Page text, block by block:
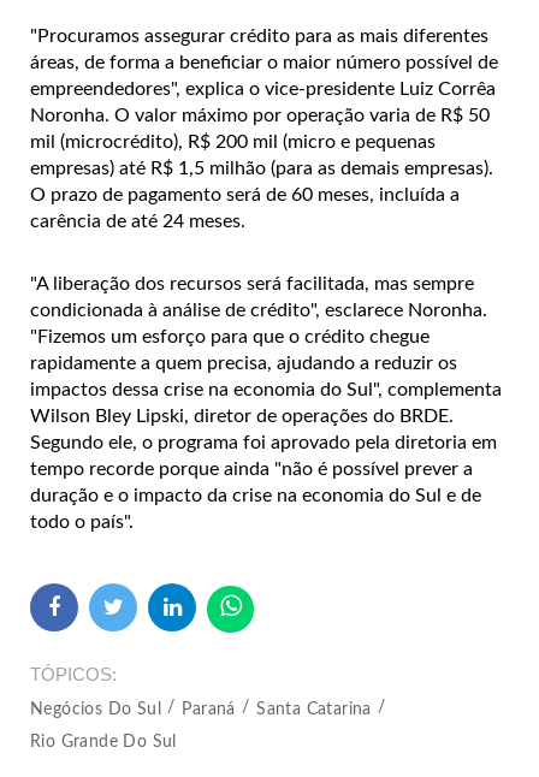
"Procuramos assegurar crédito para as mais diferentes
áreas, de forma a beneficiar o maior número possível de
empreendedores", explica o vice-presidente Luiz Corrêa
Noronha. O valor máximo por operação varia de R$ 50
mil (microcrédito), R$ 200 mil (micro e pequenas
empresas) até R$ 1,5 milhão (para as demais empresas).
O prazo de pagamento será de 60 meses, incluída a
carência de até 24 meses.
"A liberação dos recursos será facilitada, mas sempre
condicionada à análise de crédito", esclarece Noronha.
"Fizemos um esforço para que o crédito chegue
rapidamente a quem precisa, ajudando a reduzir os
impactos dessa crise na economia do Sul", complementa
Wilson Bley Lipski, diretor de operações do BRDE.
Segundo ele, o programa foi aprovado pela diretoria em
tempo recorde porque ainda "não é possível prever a
duração e o impacto da crise na economia do Sul e de
todo o país".
TÓPICOS
Negócios Do Sul Paraná
Santa Catarina
Rio Grande Do Sul